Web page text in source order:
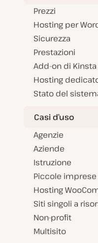
Prezzi
Hosting per
Sicurezza
Prestazioni
Add-on di Kinsta
Hosting
Stato del
Casi d’uso
Agenzie
Aziende
Istruzione
Piccole imprese
Hosting
Siti singoli a
Non-profit
Multisito